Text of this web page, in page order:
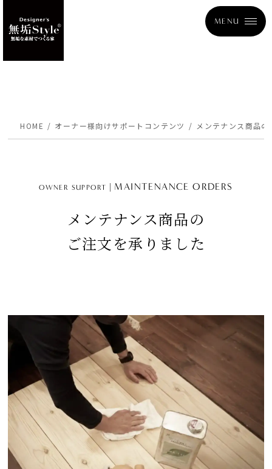
MENU
HOME オーナー様向けサポートコンテンツ メンテナンス商品の
OWNER SUPPORT MAINTENANCE ORDERS
メンテナンス商品の
ご注文を承りました